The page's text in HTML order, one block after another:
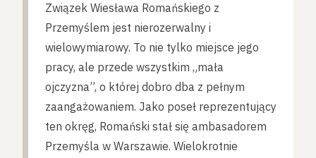
Związek Wiesława Romańskiego z
Przemyślem jest nierozerwalny i
wielowymiarowy. To nie tylko miejsce jego
pracy, ale przede wszystkim „mała
ojczyzna”, o której dobro dba z pełnym
zaangażowaniem. Jako poseł reprezentujący
ten okręg, Romański stał się ambasadorem
Przemyśla w Warszawie. Wielokrotnie